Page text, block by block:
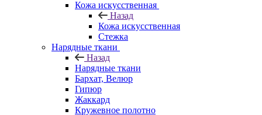
Кожа искусственная
Назад
Кожа искусственная
Стежка
Нарядные ткани
Назад
Нарядные ткани
Бархат, Велюр
Гипюр
Жаккард
Кружевное полотно